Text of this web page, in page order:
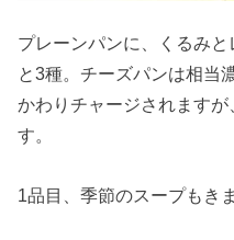
プレーンパンに、くるみ
と3種。チーズパンは相当
かわりチャージされます
す。
1品目、季節のスープもき